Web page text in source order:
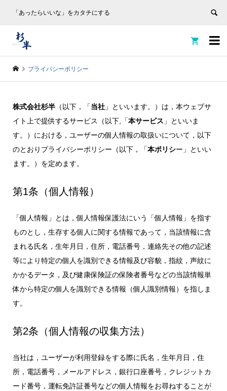
「あったらいいな」をカタチにする


プライバシーポリシー
株式会社杉半（以下，「当社」といいます。）は，本ウェブサ
イト上で提供するサービス（以下,「本サービス 」といいま
す。）における，ユーザーの個人情報の取扱いについて，以下
のとおりプライバシーポリシー（以下，「本ポリシー」といい
ます。）を定めます。
第1条（個人情報）
「個人情報」とは，個人情報保護法にいう「個人情報」を指す
ものとし，生存する個人に関する情報であって，当該情報に含
まれる氏名，生年月日，住所，電話番号，連絡先その他の記述
等により特定の個人を識別できる情報及び容貌，指紋，声紋に
かかるデータ，及び健康保険証の保険者番号などの当該情報単
体から特定の個人を識別できる情報（個人識別情報）を指しま
す。
第2条（個人情報の収集方法）
当社は，ユーザーが利用登録をする際に氏名，生年月日，住
所，電話番号，メールアドレス，銀行口座番号，クレジットカ
ード番号，運転免許証番号などの個人情報をお尋ねすることが